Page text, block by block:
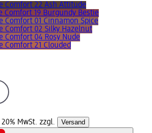
Comfort 22 Ash Attitude
Comfort 19 Burgundy Bestie
Comfort 01 Cinnamon Spice
Comfort 02 Silky Hazelnut
Comfort 04 Rosy Nude
Comfort 21 Clouded
MwSt. zzgl. Versand